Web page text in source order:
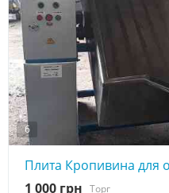
6
Плита Кропивина для
1 000 грн Торг